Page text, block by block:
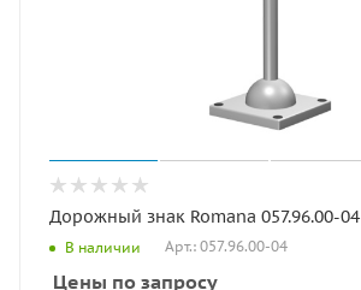
Дорожный знак Romana 057.96.00-04
В наличии Арт.: 057.96.00-04
Цены по запросу